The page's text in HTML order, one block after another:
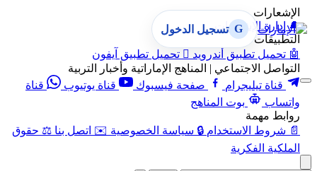
الإشعارات
🔔 إدارة الإشعارات
التطبيقات
🤖 تحميل تطبيق أندرويد  تحميل تطبيق آيفون
التواصل الاجتماعي | المناهج الإماراتية وأخبار التربية
قناة تيليجرام
صفحة فيسبوك قناة يوتيوب
قناة
واتساب
بوت المناهج
روابط مهمة
📄 شروط الاستخدام 🔒 سياسة الخصوصية ✉️ اتصل بنا ⚖️ حقوق
الملكية الفكرية
G تسجيل الدخول